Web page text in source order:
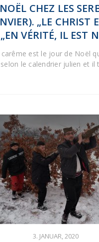
NOËL CHEZ LES
„LE CHRIST
„EN VÉRITÉ, IL EST
est le jour de Noël
le calendrier julien et il
3. JANUAR, 2020